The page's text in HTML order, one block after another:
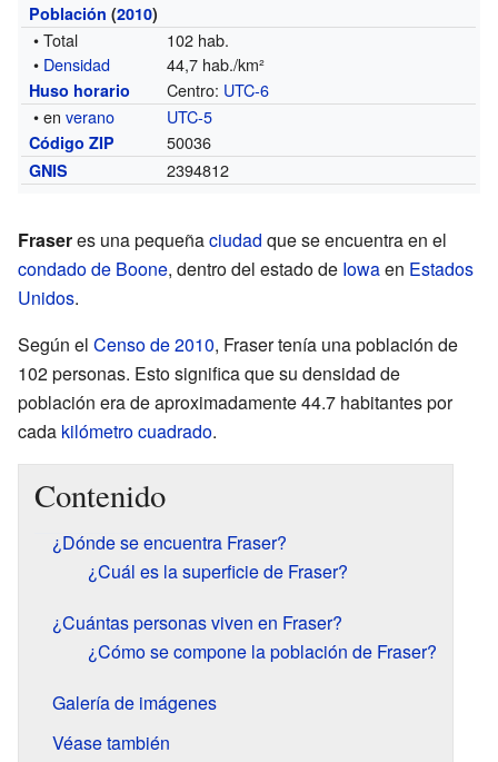
Población (2010)
• Total
102 hab.
• Densidad 44,7 hab./km²
Huso horario Centro: UTC-6
• enverano UTC-5
Código ZIP 50036
GNIS 2394812
Fraseres una pequeñaciudad que se encuentra en el
condado de Boone, dentro del estado de Iowaen Estados
Unidos.
Según el Censo de 2010, Fraser tenía una población de
102 personas. Esto significa que su densidad de
población era de aproximadamente 44.7 habitantes por
cada kilómetro cuadrado.
Contenido
¿Dónde se encuentra Fraser?
¿Cuál es la superficie de Fraser?
¿Cuántas personas viven en Fraser?
¿Cómo se compone la población de Fraser?
Galería de imágenes
Véase también